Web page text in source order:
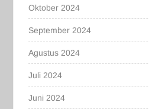
Oktober 2024
September 2024
Agustus 2024
Juli 2024
Juni 2024